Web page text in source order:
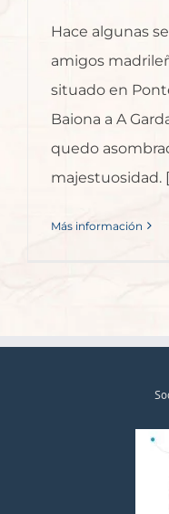
Hace algunas
amigos
situado en
Baiona a A
quedo
majestuosidad.
Más información